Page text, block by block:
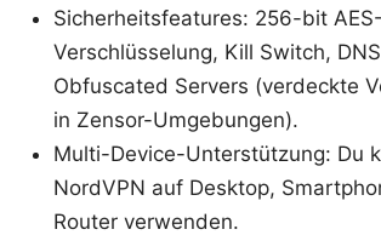
Sicherheitsfeatures: 256-bit AES-
Verschlüsselung, Kill Switch,
Obfuscated Servers (verdeckte
in Zensor-Umgebungen).
Multi-Device-Unterstützung: Du
NordVPN auf Desktop,
Router verwenden.